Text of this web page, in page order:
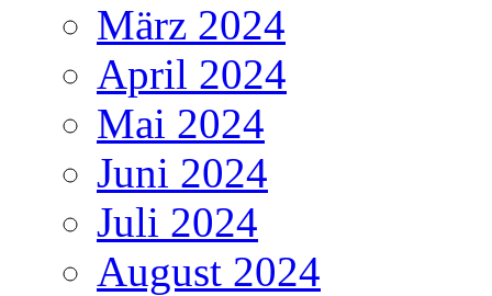
März 2024
April 2024
Mai 2024
Juni 2024
Juli 2024
August 2024